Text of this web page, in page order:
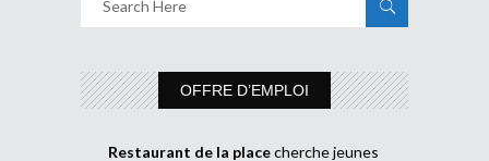
OFFRE D’EMPLOI
Restaurant de la placecherche jeunes